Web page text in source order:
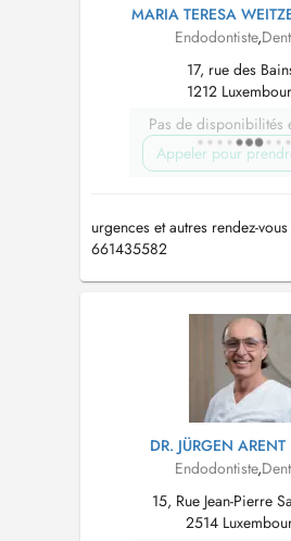
MARIA TERESA
Endodontiste,
17, rue des
1212
Pas de disponibilités
Appeler pour
urgences et autres rendez-
661435582
DR. JÜRGEN ARENT
Endodontiste,
15, Rue Jean-Pierre
2514